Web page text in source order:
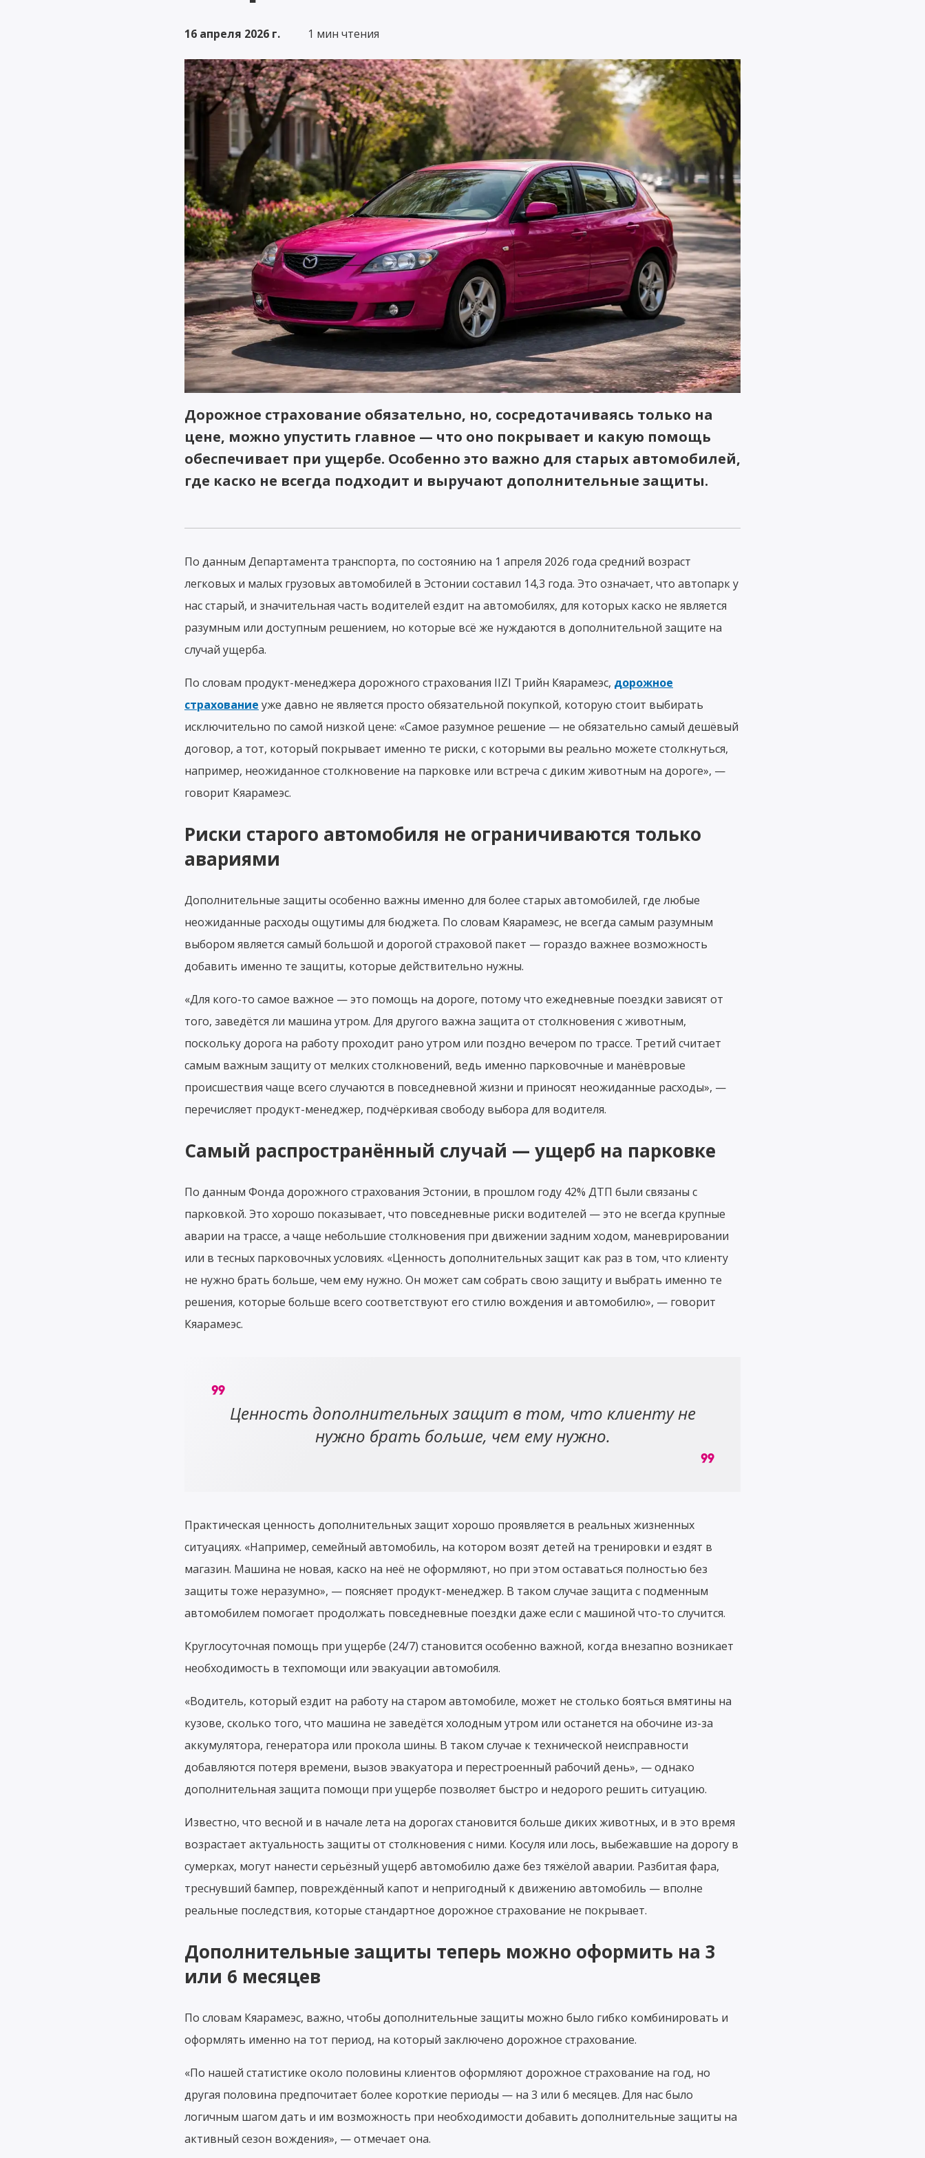
3 € / МЕС
Автомобиль на замену
Поможет вам сохранить
привычный образ жизни в
случае повреждения вашего
автомобиля.
Страхование
маломерных судов
3ащищает морские суда при их
использовании,
транспортировке и хранении.
гидроцикла
Защитите гидроцикл от
столкновений, кражи,
повреждений при
транспортировке и
ответственности перед
третьими лицами.
16 апреля 2026 г. 1 мин чтения
Дорожное страхование обязательно, но, сосредотачиваясь только на
цене, можно упустить главное — что оно покрывает и какую помощь
обеспечивает при ущербе. Особенно это важно для старых автомобилей,
где каско не всегда подходит и выручают дополнительные защиты.
По данным Департамента транспорта, по состоянию на 1 апреля 2026 года средний возраст
легковых и малых грузовых автомобилей в Эстонии составил 14,3 года. Это означает, что автопарк у
нас старый, и значительная часть водителей ездит на автомобилях, для которых каско не является
разумным или доступным решением, но которые всё же нуждаются в дополнительной защите на
случай ущерба.
По словам продукт-менеджера дорожного страхования IIZI Трийн Кяарамеэс, дорожное
страхование уже давно не является просто обязательной покупкой, которую стоит выбирать
исключительно по самой низкой цене: «Самое разумное решение — не обязательно самый дешёвый
договор, а тот, который покрывает именно те риски, с которыми вы реально можете столкнуться,
например, неожиданное столкновение на парковке или встреча с диким животным на дороге», —
говорит Кяарамеэс.
Риски старого автомобиля не ограничиваются только
авариями
Дополнительные защиты особенно важны именно для более старых автомобилей, где любые
неожиданные расходы ощутимы для бюджета. По словам Кяарамеэс, не всегда самым разумным
выбором является самый большой и дорогой страховой пакет — гораздо важнее возможность
добавить именно те защиты, которые действительно нужны.
«Для кого-то самое важное — это помощь на дороге, потому что ежедневные поездки зависят от
того, заведётся ли машина утром. Для другого важна защита от столкновения с животным,
поскольку дорога на работу проходит рано утром или поздно вечером по трассе. Третий считает
самым важным защиту от мелких столкновений, ведь именно парковочные и манёвровые
происшествия чаще всего случаются в повседневной жизни и приносят неожиданные расходы», —
перечисляет продукт-менеджер, подчёркивая свободу выбора для водителя.
Самый распространённый случай — ущерб на парковке
По данным Фонда дорожного страхования Эстонии, в прошлом году 42% ДТП были связаны с
парковкой. Это хорошо показывает, что повседневные риски водителей — это не всегда крупные
аварии на трассе, а чаще небольшие столкновения при движении задним ходом, маневрировании
или в тесных парковочных условиях. «Ценность дополнительных защит как раз в том, что клиенту
не нужно брать больше, чем ему нужно. Он может сам собрать свою защиту и выбрать именно те
решения, которые больше всего соответствуют его стилю вождения и автомобилю», — говорит
Кяарамеэс.
Ценность дополнительных защит в том, что клиенту не
нужно брать больше, чем ему нужно.
Практическая ценность дополнительных защит хорошо проявляется в реальных жизненных
ситуациях. «Например, семейный автомобиль, на котором возят детей на тренировки и ездят в
магазин. Машина не новая, каско на неё не оформляют, но при этом оставаться полностью без
защиты тоже неразумно», — поясняет продукт-менеджер. В таком случае защита с подменным
автомобилем помогает продолжать повседневные поездки даже если с машиной что-то случится.
Круглосуточная помощь при ущербе (24/7) становится особенно важной, когда внезапно возникает
необходимость в техпомощи или эвакуации автомобиля.
«Водитель, который ездит на работу на старом автомобиле, может не столько бояться вмятины на
кузове, сколько того, что машина не заведётся холодным утром или останется на обочине из-за
аккумулятора, генератора или прокола шины. В таком случае к технической неисправности
добавляются потеря времени, вызов эвакуатора и перестроенный рабочий день», — однако
дополнительная защита помощи при ущербе позволяет быстро и недорого решить ситуацию.
Известно, что весной и в начале лета на дорогах становится больше диких животных, и в это время
возрастает актуальность защиты от столкновения с ними. Косуля или лось, выбежавшие на дорогу в
сумерках, могут нанести серьёзный ущерб автомобилю даже без тяжёлой аварии. Разбитая фара,
треснувший бампер, повреждённый капот и непригодный к движению автомобиль — вполне
реальные последствия, которые стандартное дорожное страхование не покрывает.
Дополнительные защиты теперь можно оформить на 3
или 6 месяцев
По словам Кяарамеэс, важно, чтобы дополнительные защиты можно было гибко комбинировать и
оформлять именно на тот период, на который заключено дорожное страхование.
«По нашей статистике около половины клиентов оформляют дорожное страхование на год, но
другая половина предпочитает более короткие периоды — на 3 или 6 месяцев. Для нас было
логичным шагом дать и им возможность при необходимости добавить дополнительные защиты на
активный сезон вождения», — отмечает она.